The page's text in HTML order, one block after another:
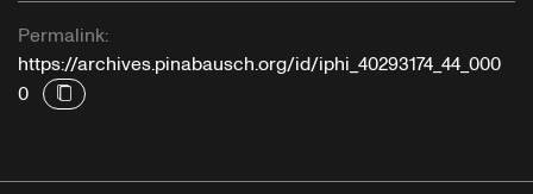
Permalink:
https://archives.pinabausch.org/id/iphi_40293174_44_000
0